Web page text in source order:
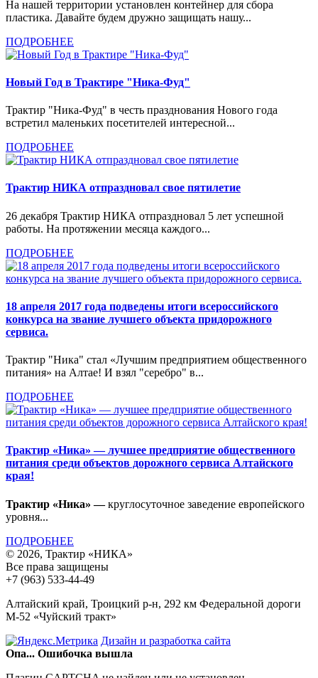
На нашей территории установлен контейнер для сбора
пластика. Давайте будем дружно защищать нашу...
ПОДРОБНЕЕ
Новый Год в Трактире "Ника-Фуд"
Трактир "Ника-Фуд" в честь празднования Нового года
встретил маленьких посетителей интересной...
ПОДРОБНЕЕ
Трактир НИКА отпраздновал свое пятилетие
26 декабря Трактир НИКА отпраздновал 5 лет успешной
работы. На протяжении месяца каждого...
ПОДРОБНЕЕ
18 апреля 2017 года подведены итоги всероссийского
конкурса на звание лучшего объекта придорожного
сервиса.
Трактир "Ника" стал «Лучшим предприятием общественного
питания» на Алтае! И взял "серебро" в...
ПОДРОБНЕЕ
Трактир «Ника» — лучшее предприятие общественного
питания среди объектов дорожного сервиса Алтайского
края!
Трактир «Ника» — круглосуточное заведение европейского
уровня...
ПОДРОБНЕЕ
© 2026, Трактир «НИКА»
Все права защищены
+7 (963) 533-44-49
Алтайский край, Троицкий р-н, 292 км Федеральной дороги
М-52 «Чуйский тракт»
Дизайн и разработка сайта
Опа... Ошибочка вышла